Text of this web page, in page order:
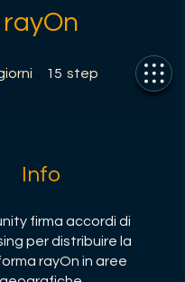
rayOn
2 giorni
15 step
Info
firma accordi di
per distribuire la
rayOn in aree